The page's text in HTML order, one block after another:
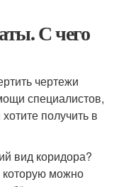
С чего
чертежи
специалистов,
получить в
вид коридора?
которую можно